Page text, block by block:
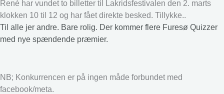
René har vundet to billetter til Lakridsfestivalen den 2. marts
klokken 10 til 12 og har fået direkte besked. Tillykke..
Til alle jer andre. Bare rolig. Der kommer flere Furesø Quizzer
med nye spændende præmier.
NB; Konkurrencen er på ingen måde forbundet med
facebook/meta.